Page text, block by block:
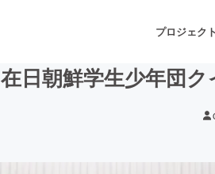
プロジェク
在日朝鮮学生少年団